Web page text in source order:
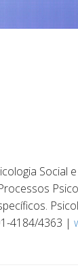
Social
4184/4363 |